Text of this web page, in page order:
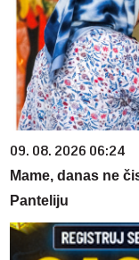
09. 08. 2026 06:24
Mame, danas ne
Panteliju